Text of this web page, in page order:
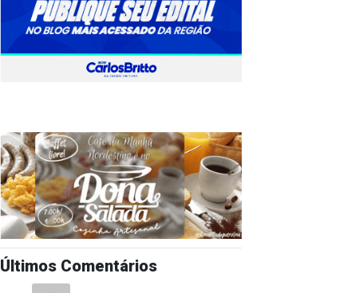
Últimos Comentários